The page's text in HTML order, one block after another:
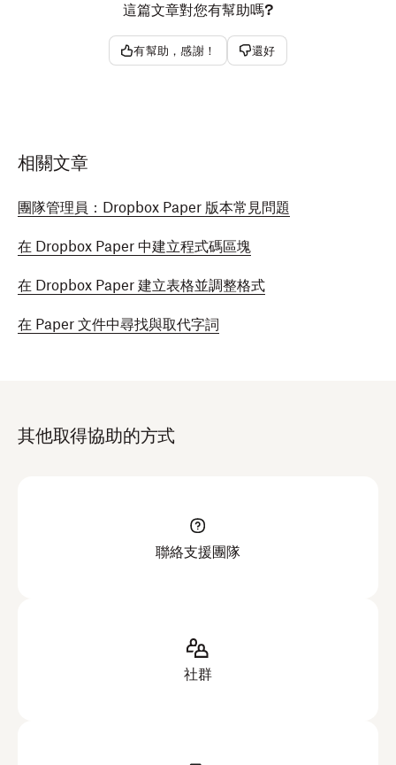
這篇文章對您有幫助嗎?
有幫助，感謝！ 還好
相關文章
團隊管理員：Dropbox Paper 版本常見問題
在 Dropbox Paper 中建立程式碼區塊
在 Dropbox Paper 建立表格並調整格式
在 Paper 文件中尋找與取代字詞
其他取得協助的方式
聯絡支援團隊
社群